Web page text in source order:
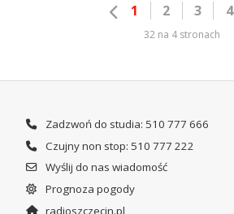
1 2 3 4
32 na 4 stronach
Zadzwoń do studia: 510 777 666
Czujny non stop: 510 777 222
Wyślij do nas wiadomość
Prognoza pogody
radioszczecin.pl